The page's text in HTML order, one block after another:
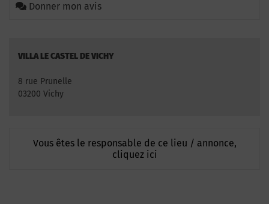
Donner mon avis
VILLA LE CASTEL DE VICHY
8 rue Prunelle
03200 Vichy
Vous êtes le responsable de ce lieu / annonce,
cliquez ici